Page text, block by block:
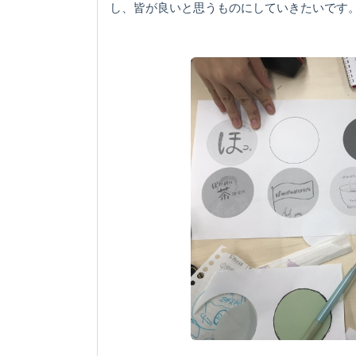
し、皆が良いと思うものにしていきたいです